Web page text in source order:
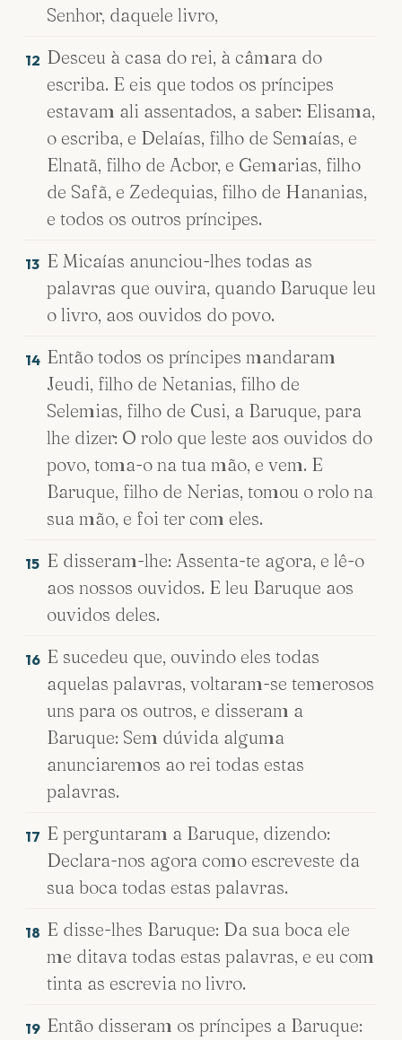
Senhor, daquele livro,
12 Desceu à casa do rei, à câmara do
escriba. E eis que todos os príncipes
estavam ali assentados, a saber: Elisama,
o escriba, e Delaías, filho de Semaías, e
Elnatã, filho de Acbor, e Gemarias, filho
de Safã, e Zedequias, filho de Hananias,
e todos os outros príncipes.
13 E Micaías anunciou-lhes todas as
palavras que ouvira, quando Baruque leu
o livro, aos ouvidos do povo.
14 Então todos os príncipes mandaram
Jeudi, filho de Netanias, filho de
Selemias, filho de Cusi, a Baruque, para
lhe dizer: O rolo que leste aos ouvidos do
povo, toma-o na tua mão, e vem. E
Baruque, filho de Nerias, tomou o rolo na
sua mão, e foi ter com eles.
15 E disseram-lhe: Assenta-te agora, e lê-o
aos nossos ouvidos. E leu Baruque aos
ouvidos deles.
16 E sucedeu que, ouvindo eles todas
aquelas palavras, voltaram-se temerosos
uns para os outros, e disseram a
Baruque: Sem dúvida alguma
anunciaremos ao rei todas estas
palavras.
17 E perguntaram a Baruque, dizendo:
Declara-nos agora como escreveste da
sua boca todas estas palavras.
18 E disse-lhes Baruque: Da sua boca ele
me ditava todas estas palavras, e eu com
tinta as escrevia no livro.
19 Então disseram os príncipes a Baruque: